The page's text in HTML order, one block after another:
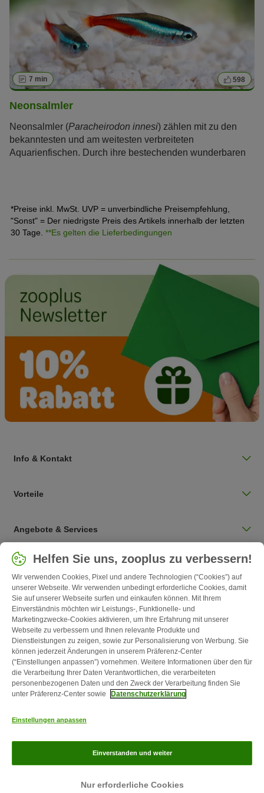
7 min 598
Neonsalmler
Neonsalmler (Paracheirodon innesi) zählen mit zu den
bekanntesten und am weitesten verbreiteten
Aquarienfischen. Durch ihre bestechenden wunderbaren
*Preise inkl. MwSt. UVP = unverbindliche Preisempfehlung,
"Sonst" = Der niedrigste Preis des Artikels innerhalb der letzten
30 Tage. **Es gelten die Lieferbedingungen
Info & Kontakt
Vorteile
Angebote & Services
Land auswählen
Deutschland / DE
Follow zooplus
Kontakt Versandkosten & Lieferzeit
Zahlungsarten
Über uns Partnerprogramme Karriere
Corporate
Helfen Sie uns, zooplus zu verbessern!
Wir verwenden Cookies, Pixel und andere Technologien (“Cookies”) auf
unserer Webseite. Wir verwenden unbedingt erforderliche Cookies, damit
Sie auf unserer Webseite surfen und einkaufen können. Mit Ihrem
Einverständnis möchten wir Leistungs-, Funktionelle- und
Marketingzwecke-Cookies aktivieren, um Ihre Erfahrung mit unserer
Webseite zu verbessern und Ihnen relevante Produkte und
Dienstleistungen zu zeigen, sowie zur Personalisierung von Werbung. Sie
können jederzeit Änderungen in unserem Präferenz-Center
(“Einstellungen anpassen”) vornehmen. Weitere Informationen über den für
die Verarbeitung Ihrer Daten Verantwortlichen, die verarbeiteten
personenbezogenen Daten und den Zweck der Verarbeitung finden Sie
unter Präferenz-Center sowie
Datenschutzerklärung
Einstellungen anpassen
Nur erforderliche Cookies
Einverstanden und weiter